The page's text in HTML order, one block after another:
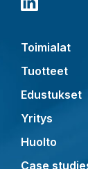
Toimialat
Tuotteet
Edustukset
Yritys
Huolto
Case